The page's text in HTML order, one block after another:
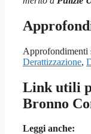
Approfondimenti
Derattizzazione,
Link utili
Bronno
Leggi anche: